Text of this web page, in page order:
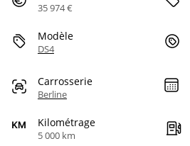
35 974 €
Modèle
DS4
Carrosserie
Berline
Kilométrage
5 000 km